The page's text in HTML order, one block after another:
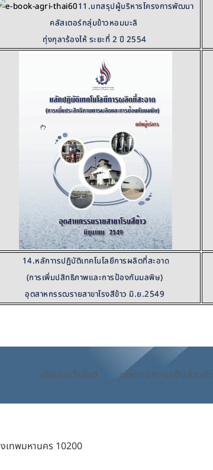
11.บทสรุปผู้บริหารโครงการพัฒนา
คลัสเตอร์กลุ่มข้าวหอมมะลิ
ทุ่งกุลาร้องไห้ ระยะที่ 2 ปี 2554
14.หลักาารปฏิบัติเทคโนโลยีการผลิตที่สะอาด
(การเพิ่มปสิทธิภาพและการป้องกันมลพิษ)
อุตสาหกรรฒรายสาขาโรงสีข้าว มิ.ย.2549
นโยบายเว็บไซต์ นโยบายความเป็นส่วนตัว
เทพมหานคร 10200